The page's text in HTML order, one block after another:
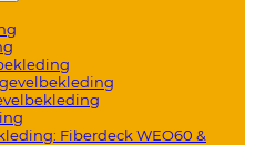
gevelbekleding
Fiberdeck WEO60 &